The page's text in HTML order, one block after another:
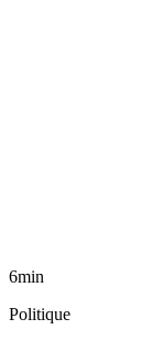
6min
Politique